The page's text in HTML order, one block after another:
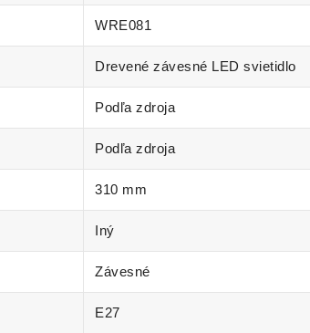
WRE081
Drevené závesné LED svietidlo
Podľa zdroja
Podľa zdroja
310 mm
Iný
Závesné
E27